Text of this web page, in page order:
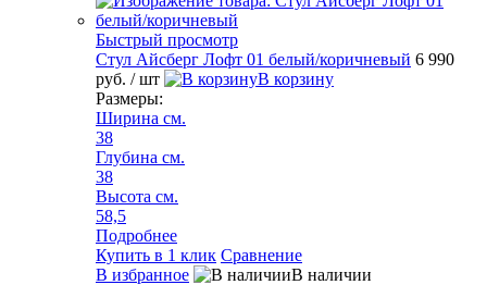
Быстрый просмотр
Стул Айсберг Лофт 01 белый/коричневый 6 990
руб. / шт
В корзину
Размеры:
Ширина см.
38
Глубина см.
38
Высота см.
58,5
Подробнее
Купить в 1 клик Сравнение
В избранное
В наличии